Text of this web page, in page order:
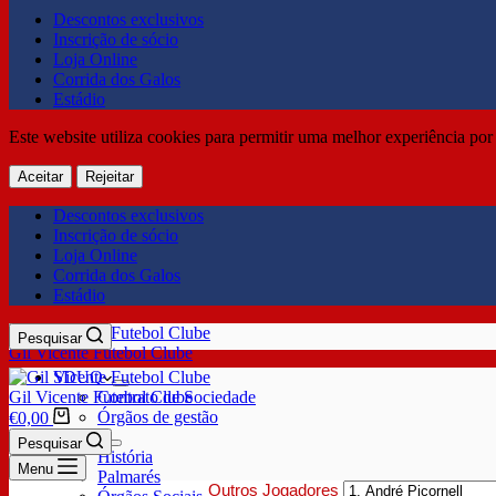
Descontos exclusivos
Inscrição de sócio
Loja Online
Corrida dos Galos
Estádio
Este website utiliza cookies para permitir uma melhor experiência
Aceitar Rejeitar
Descontos exclusivos
Inscrição de sócio
Loja Online
Corrida dos Galos
Estádio
Gil Vicente Futebol Clube
Pesquisar
SDUQ
Contrato de Sociedade
Órgãos de gestão
Clube
História
Palmarés
Gil Vicente Futebol Clube
€0,00
Pesquisar
Menu
Outros Jogadores